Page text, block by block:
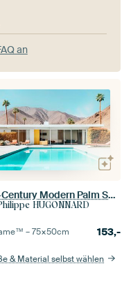
an
Mid-Century Modern Palm Springs
HUGONNARD
–75×50cm 153,-
& Material selbst wählen